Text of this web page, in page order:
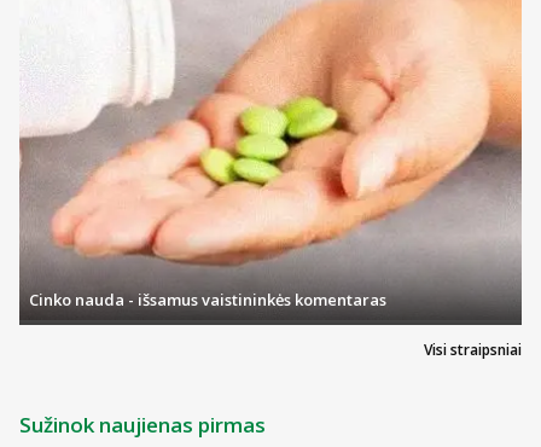
Visi straipsniai
Cinko nauda - išsamus vaistininkės komentaras
Sužinok naujienas pirmas